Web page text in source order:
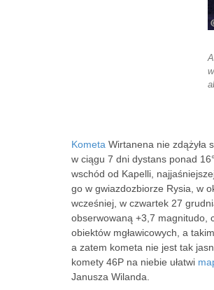
Kometa Wirtanena nie zdążyła
w ciągu 7 dni dystans ponad
wschód od Kapelli,
go w gwiazdozbiorze Rysia, w
wcześniej, w czwartek 27
obserwowaną +3,7 magnitudo,
obiektów mgławicowych, a
a zatem kometa nie jest tak
komety 46P na niebie ułatwi
Janusza Wilanda.